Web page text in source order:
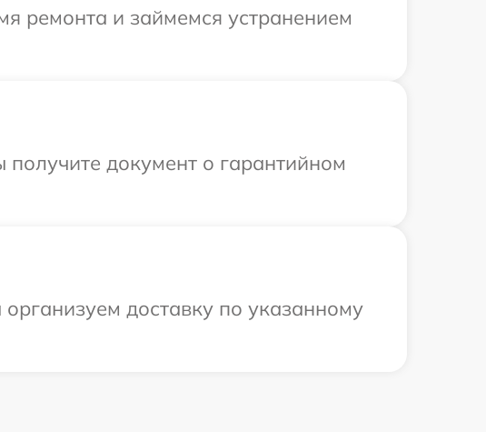
ремонта и займемся устранением
документ о гарантийном
доставку по указанному